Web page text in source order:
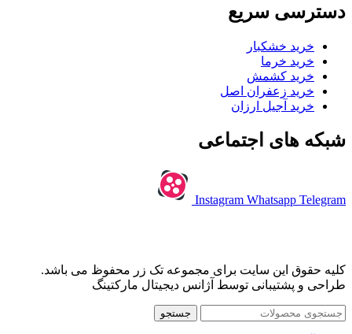
دسترسی سریع
خرید خشکبار
خرید خرما
خرید کشمش
خرید زعفران اصل
خرید آجیل ارزان
شبکه های اجتماعی
Instagram Whatsapp Telegram
کلیه حقوق این سایت برای مجموعه تک زر محفوظ می باشد.
طراحی و پشتیبانی توسط آژانس دیجیتال مارکتینگ
جستجو